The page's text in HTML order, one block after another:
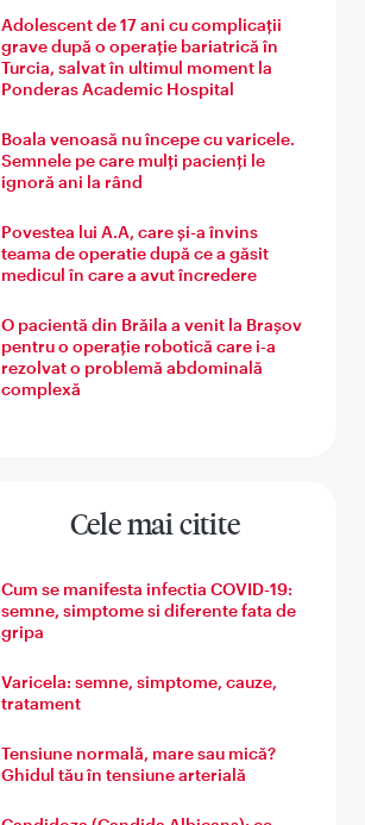
Adolescent de 17 ani cu complicații
grave după o operație bariatrică în
Turcia, salvat în ultimul moment la
Ponderas Academic Hospital
Boala venoasă nu începe cu varicele.
Semnele pe care mulți pacienți le
ignoră ani la rând
Povestea lui A.A, care și-a învins
teama de operatie după ce a găsit
medicul în care a avut încredere
O pacientă din Brăila a venit la Brașov
pentru o operație robotică care i-a
rezolvat o problemă abdominală
complexă
Cele mai citite
Cum se manifesta infectia COVID-19:
semne, simptome si diferente fata de
gripa
Varicela: semne, simptome, cauze,
tratament
Tensiune normală, mare sau mică?
Ghidul tău în tensiune arterială